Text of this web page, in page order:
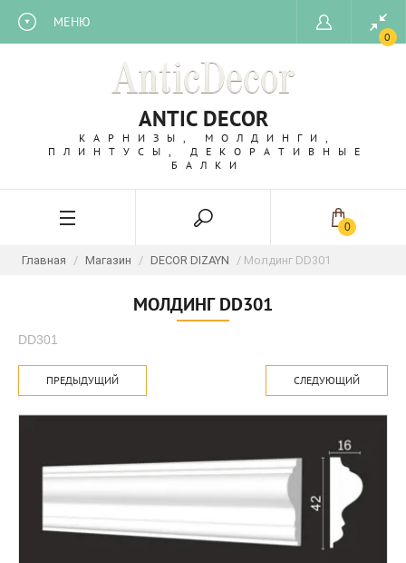
МЕНЮ
0
ANTIC DECOR
КАРНИЗЫ, МОЛДИНГИ,
ПЛИНТУСЫ, ДЕКОРАТИВНЫЕ
БАЛКИ
0
Главная / Магазин / DECOR DIZAYN / Молдинг DD301
МОЛДИНГ DD301
DD301
ПРЕДЫДУЩИЙ СЛЕДУЮЩИЙ